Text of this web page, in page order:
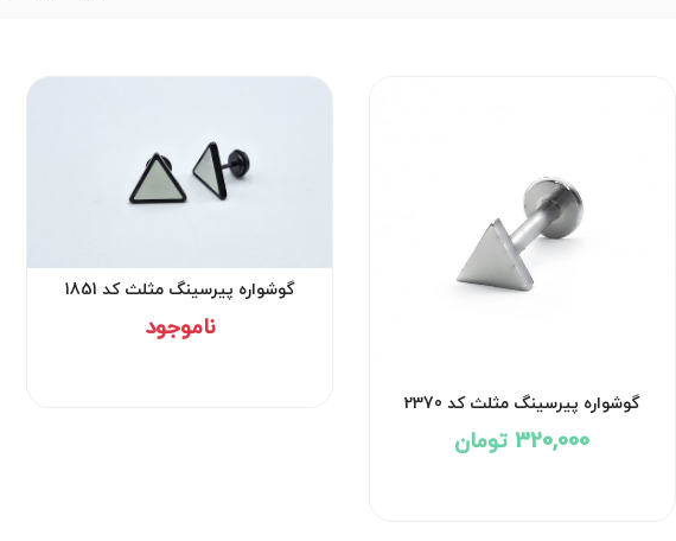
گوشواره پیرسینگ مثلث کد 2370
320,000 تومان
گوشواره پیرسینگ مثلث کد 1851
ناموجود